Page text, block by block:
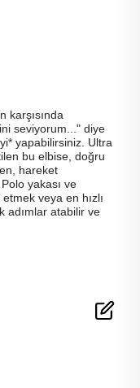
karşısında
seviyorum..." diye
yapabilirsiniz. Ultra
bu elbise, doğru
hareket
yakası ve
veya en hızlı
adımlar atabilir ve